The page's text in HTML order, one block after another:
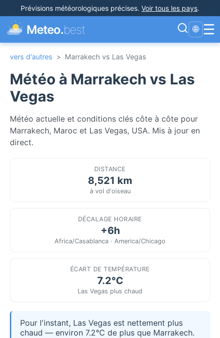
Prévisions météorologiques précises. Voir tous les pays.
Meteo.best 🌐 ☰
vers d'autres > Marrakech vs Las Vegas
Météo à Marrakech vs Las
Vegas
Météo actuelle et conditions clés côte à côte pour
Marrakech, Maroc et Las Vegas, USA. Mis à jour en
direct.
DISTANCE
8,521 km
à vol d'oiseau
DÉCALAGE HORAIRE
+6h
Africa/Casablanca · America/Chicago
ÉCART DE TEMPÉRATURE
7.2°C
Las Vegas plus chaud
Pour l'instant, Las Vegas est nettement plus
chaud — environ 7.2°C de plus que Marrakech.